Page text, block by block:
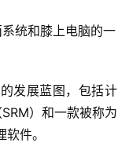
统和膝上电脑的一
发展蓝图，包括计
）和一款被称为
件。